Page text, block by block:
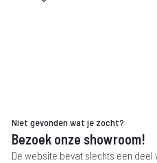
Niet gevonden wat je zocht?
Bezoek onze showroom!
De website bevat slechts een deel